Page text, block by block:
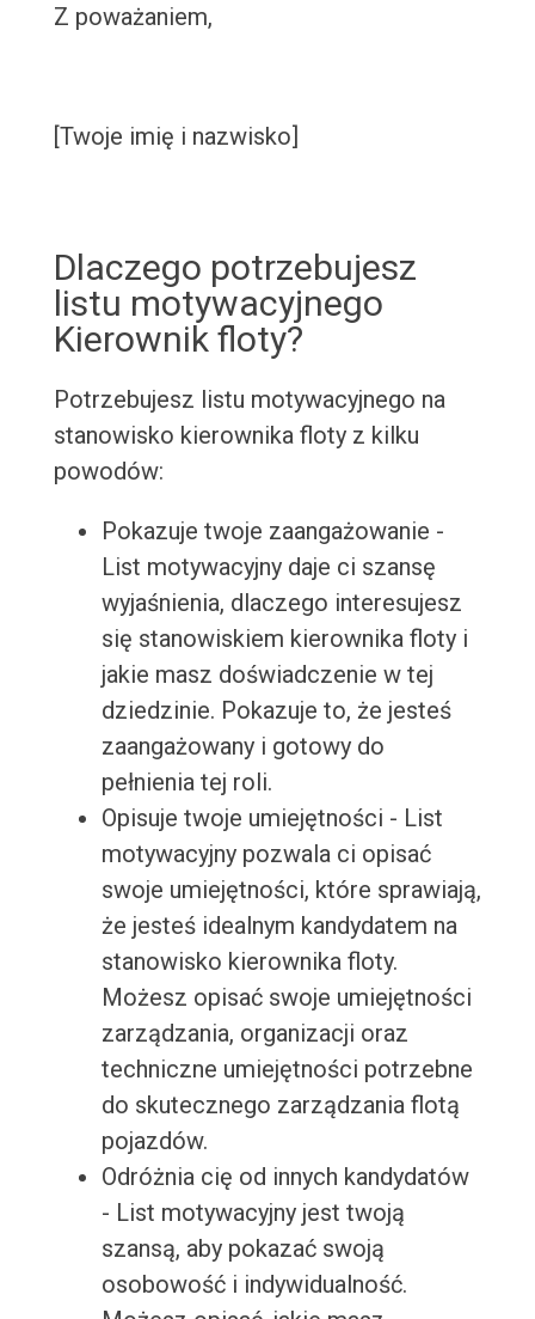
Z poważaniem,
[Twoje imię i nazwisko]
Dlaczego potrzebujesz
listu motywacyjnego
Kierownik floty?
Potrzebujesz listu motywacyjnego na
stanowisko kierownika floty z kilku
powodów:
Pokazuje twoje zaangażowanie -
List motywacyjny daje ci szansę
wyjaśnienia, dlaczego interesujesz
się stanowiskiem kierownika floty i
jakie masz doświadczenie w tej
dziedzinie. Pokazuje to, że jesteś
zaangażowany i gotowy do
pełnienia tej roli.
Opisuje twoje umiejętności - List
motywacyjny pozwala ci opisać
swoje umiejętności, które sprawiają,
że jesteś idealnym kandydatem na
stanowisko kierownika floty.
Możesz opisać swoje umiejętności
zarządzania, organizacji oraz
techniczne umiejętności potrzebne
do skutecznego zarządzania flotą
pojazdów.
Odróżnia cię od innych kandydatów
- List motywacyjny jest twoją
szansą, aby pokazać swoją
osobowość i indywidualność.